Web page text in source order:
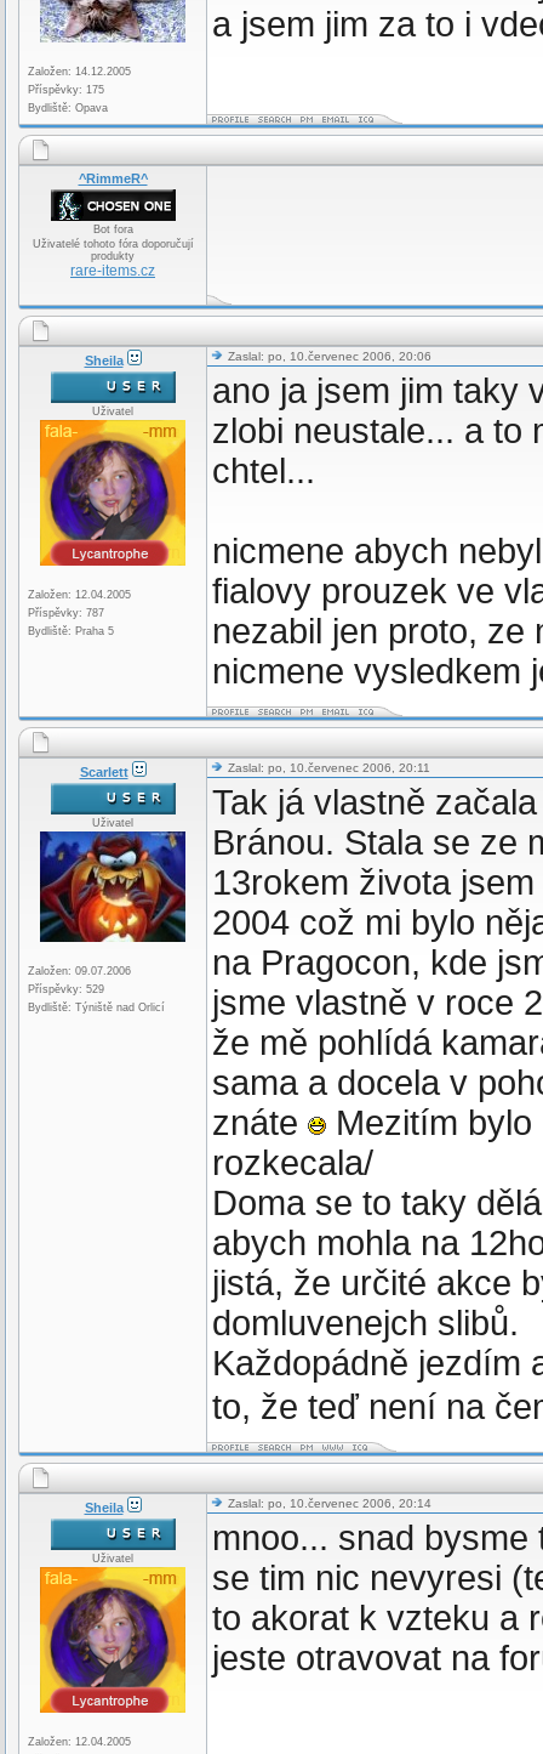
Založen: 14.12.2005
Příspěvky: 175
Bydliště: Opava
a jsem jim za to i
^RimmeR^
Bot fora
Uživatelé tohoto fóra doporučují
produkty
rare-items.cz
Sheila
Uživatel
Založen: 12.04.2005
Příspěvky: 787
Bydliště: Praha 5
Zaslal: po, 10.červenec 2006, 20:06
ano ja jsem jim taky
zlobi neustale... a to
chtel...
nicmene abych
fialovy prouzek ve
nezabil jen proto, ze
nicmene vysledkem
Scarlett
Uživatel
Založen: 09.07.2006
Příspěvky: 529
Bydliště: Týniště nad Orlicí
Zaslal: po, 10.červenec 2006, 20:11
Tak já vlastně
Bránou. Stala se ze
13rokem života
2004 což mi bylo
na Pragocon, kde
jsme vlastně v roce
že mě pohlídá
sama a docela v
znáte
Mezitím
rozkecala/
Doma se to taky
abych mohla na
jistá, že určité akce
domluvenejch slibů.
Každopádně jezdím
to, že teď není na
Sheila
Uživatel
Založen: 12.04.2005
Zaslal: po, 10.červenec 2006, 20:14
mnoo... snad
se tim nic nevyresi
to akorat k vzteku a
jeste otravovat na